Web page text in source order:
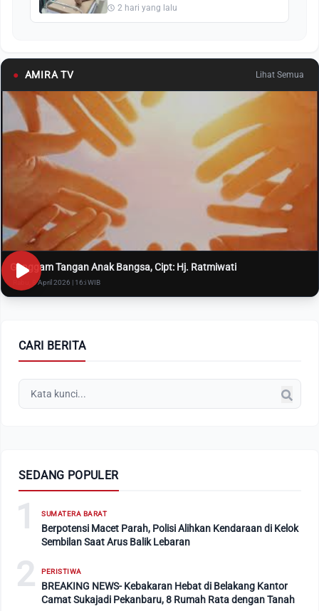
2 hari yang lalu
● AMIRA TV Lihat Semua
Genggam Tangan Anak Bangsa, Cipt: Hj. Ratmiwati
Rabu, 8 April 2026 | 16:i WIB
CARI BERITA
SEDANG POPULER
1 SUMATERA BARAT
Berpotensi Macet Parah, Polisi Alihkan Kendaraan di Kelok
Sembilan Saat Arus Balik Lebaran
2 PERISTIWA
BREAKING NEWS- Kebakaran Hebat di Belakang Kantor
Camat Sukajadi Pekanbaru, 8 Rumah Rata dengan Tanah